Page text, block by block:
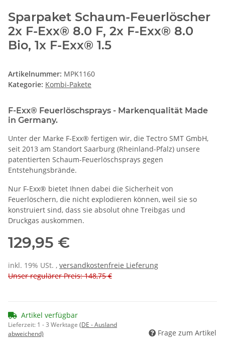
Sparpaket Schaum-Feuerlöscher
2x F-Exx® 8.0 F, 2x F-Exx® 8.0
Bio, 1x F-Exx® 1.5
Artikelnummer: MPK1160
Kategorie: Kombi-Pakete
F-Exx® Feuerlöschsprays - Markenqualität Made
in Germany.
Unter der Marke F-Exx® fertigen wir, die Tectro SMT GmbH,
seit 2013 am Standort Saarburg (Rheinland-Pfalz) unsere
patentierten Schaum-Feuerlöschsprays gegen
Entstehungsbrände.
Nur F-Exx® bietet Ihnen dabei die Sicherheit von
Feuerlöschern, die nicht explodieren können, weil sie so
konstruiert sind, dass sie absolut ohne Treibgas und
Druckgas auskommen.
129,95 €
inkl. 19% USt. , versandkostenfreie Lieferung
Unser regulärer Preis: 148,75 €
Artikel verfügbar
Lieferzeit: 1 - 3 Werktage (DE - Ausland
abweichend)
Frage zum Artikel